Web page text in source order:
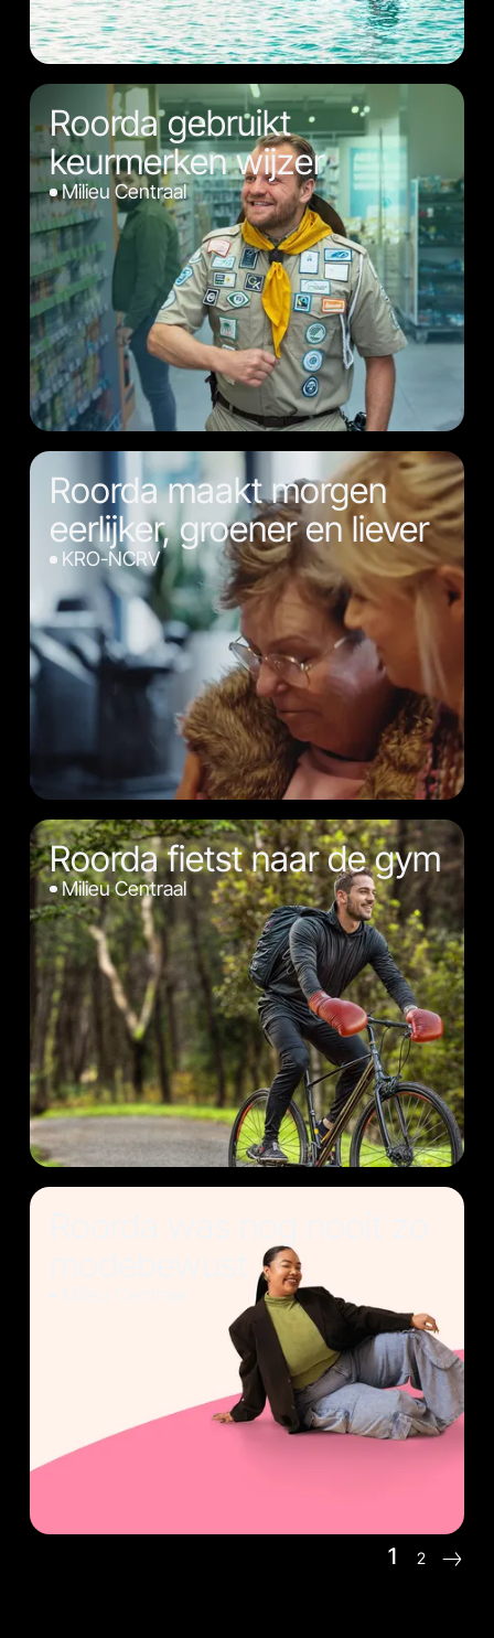
Roorda gebruikt
keurmerken wijzer
Milieu Centraal
Roorda maakt morgen
eerlijker, groener en liever
KRO-NCRV
Roorda fietst naar de gym
Milieu Centraal
1 2